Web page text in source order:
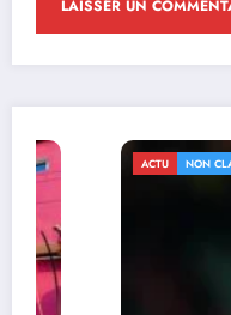
NON CLASSÉ SPORTS